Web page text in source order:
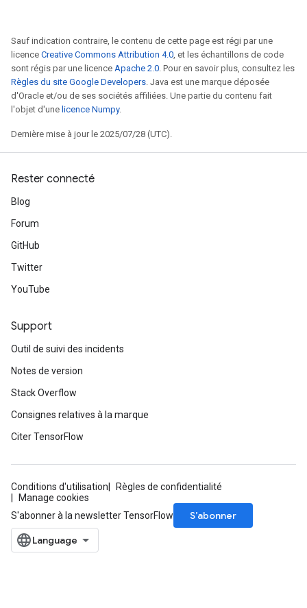
Sauf indication contraire, le contenu de cette page est régi par une
licence Creative Commons Attribution 4.0, et les échantillons de code
sont régis par une licence Apache 2.0. Pour en savoir plus, consultez les
Règles du site Google Developers. Java est une marque déposée
d'Oracle et/ou de ses sociétés affiliées. Une partie du contenu fait
l'objet d'une licence Numpy.
Dernière mise à jour le 2025/07/28 (UTC).
Rester connecté
Blog
Forum
GitHub
Twitter
YouTube
Support
Outil de suivi des incidents
Notes de version
Stack Overflow
Consignes relatives à la marque
Citer TensorFlow
Conditions d'utilisation
Règles de confidentialité
Manage cookies
S'abonner à la newsletter TensorFlow
S’abonner